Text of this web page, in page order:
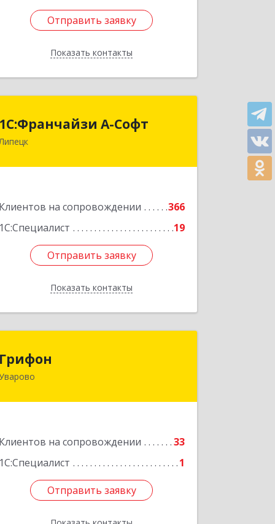
Отправить заявку
Показать контакты
Отправить заявку
Назад
1С:Франчайзи А-Софт
Липецк
Клиентов на сопровождении
366
1С:Специалист
19
Отправить заявку
Показать контакты
1С:Франчайзи А-Софт
398059, Липецкая обл, Липецк г,
Отправить заявку
Назад
Грифон
Клиентов на сопровождении
33
1С:Специалист
1
Отправить заявку
393461, Тамбовская обл, Уварово г,
Отправить заявку